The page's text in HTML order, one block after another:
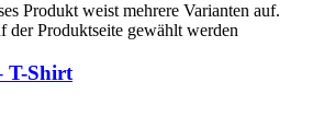
Produkt weist mehrere Varianten auf.
der Produktseite gewählt werden
T-Shirt